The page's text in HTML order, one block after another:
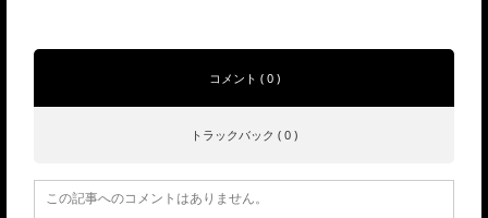
コメント ( 0 )
トラックバック ( 0 )
この記事へのコメントはありません。